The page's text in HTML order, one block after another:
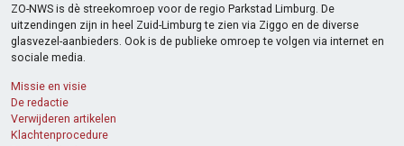
ZO-NWS is dè streekomroep voor de regio Parkstad Limburg. De
uitzendingen zijn in heel Zuid-Limburg te zien via Ziggo en de diverse
glasvezel-aanbieders. Ook is de publieke omroep te volgen via internet en
sociale media.
Missie en visie
De redactie
Verwijderen artikelen
Klachtenprocedure